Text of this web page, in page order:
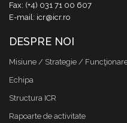
Fax: (+4) 031 71 00 607
E-mail: icr@icr.ro
DESPRE NOI
Misiune / Strategie /
Echipa
Structura ICR
Rapoarte de activitate